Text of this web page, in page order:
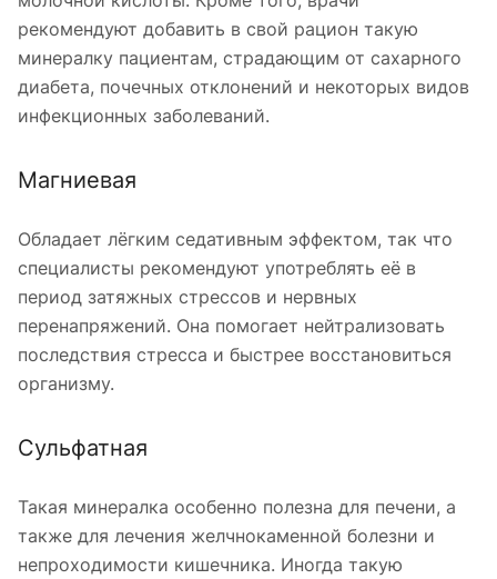
рекомендуют добавить в свой рацион такую
минералку пациентам, страдающим от сахарного
диабета, почечных отклонений и некоторых видов
инфекционных заболеваний.
Магниевая
Обладает лёгким седативным эффектом, так что
специалисты рекомендуют употреблять её в
период затяжных стрессов и нервных
перенапряжений. Она помогает нейтрализовать
последствия стресса и быстрее восстановиться
организму.
Сульфатная
Такая минералка особенно полезна для печени, а
также для лечения желчнокаменной болезни и
непроходимости кишечника. Иногда такую